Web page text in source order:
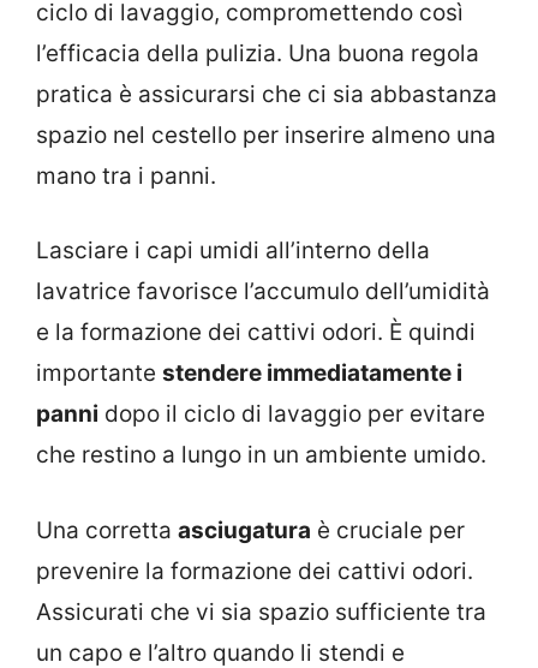
ciclo di lavaggio, compromettendo così
l’efficacia della pulizia. Una buona regola
pratica è assicurarsi che ci sia abbastanza
spazio nel cestello per inserire almeno una
mano tra i panni.
Lasciare i capi umidi all’interno della
lavatrice favorisce l’accumulo dell’umidità
e la formazione dei cattivi odori. È quindi
importante stendere immediatamente i
panni dopo il ciclo di lavaggio per evitare
che restino a lungo in un ambiente umido.
Una corretta asciugatura è cruciale per
prevenire la formazione dei cattivi odori.
Assicurati che vi sia spazio sufficiente tra
un capo e l’altro quando li stendi e